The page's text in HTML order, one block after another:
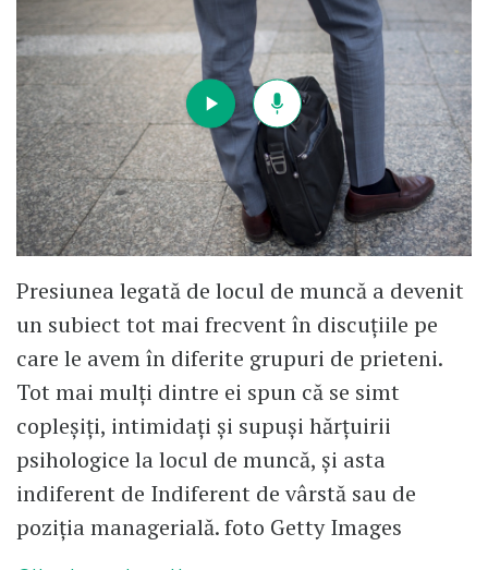
Presiunea legată de locul de muncă a devenit
un subiect tot mai frecvent în discuțiile pe
care le avem în diferite grupuri de prieteni.
Tot mai mulți dintre ei spun că se simt
copleșiți, intimidați și supuși hărțuirii
psihologice la locul de muncă, și asta
indiferent de Indiferent de vârstă sau de
poziția managerială. foto Getty Images